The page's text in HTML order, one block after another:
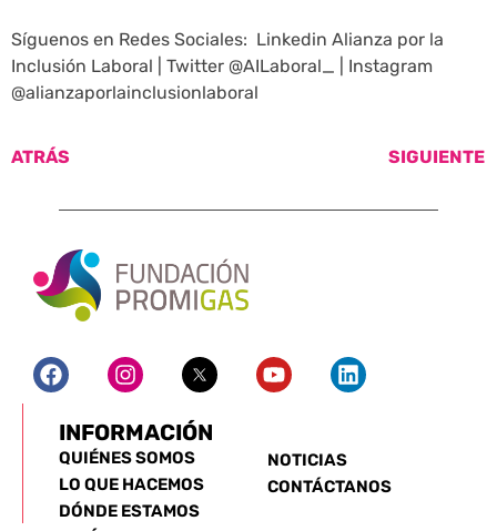
Síguenos en Redes Sociales: Linkedin Alianza por la
Inclusión Laboral | Twitter @AILaboral_ | Instagram
@alianzaporlainclusionlaboral
ATRÁS SIGUIENTE
INFORMACIÓN
QUIÉNES SOMOS
LO QUE HACEMOS
DÓNDE ESTAMOS
NOTICIAS
CONTÁCTANOS